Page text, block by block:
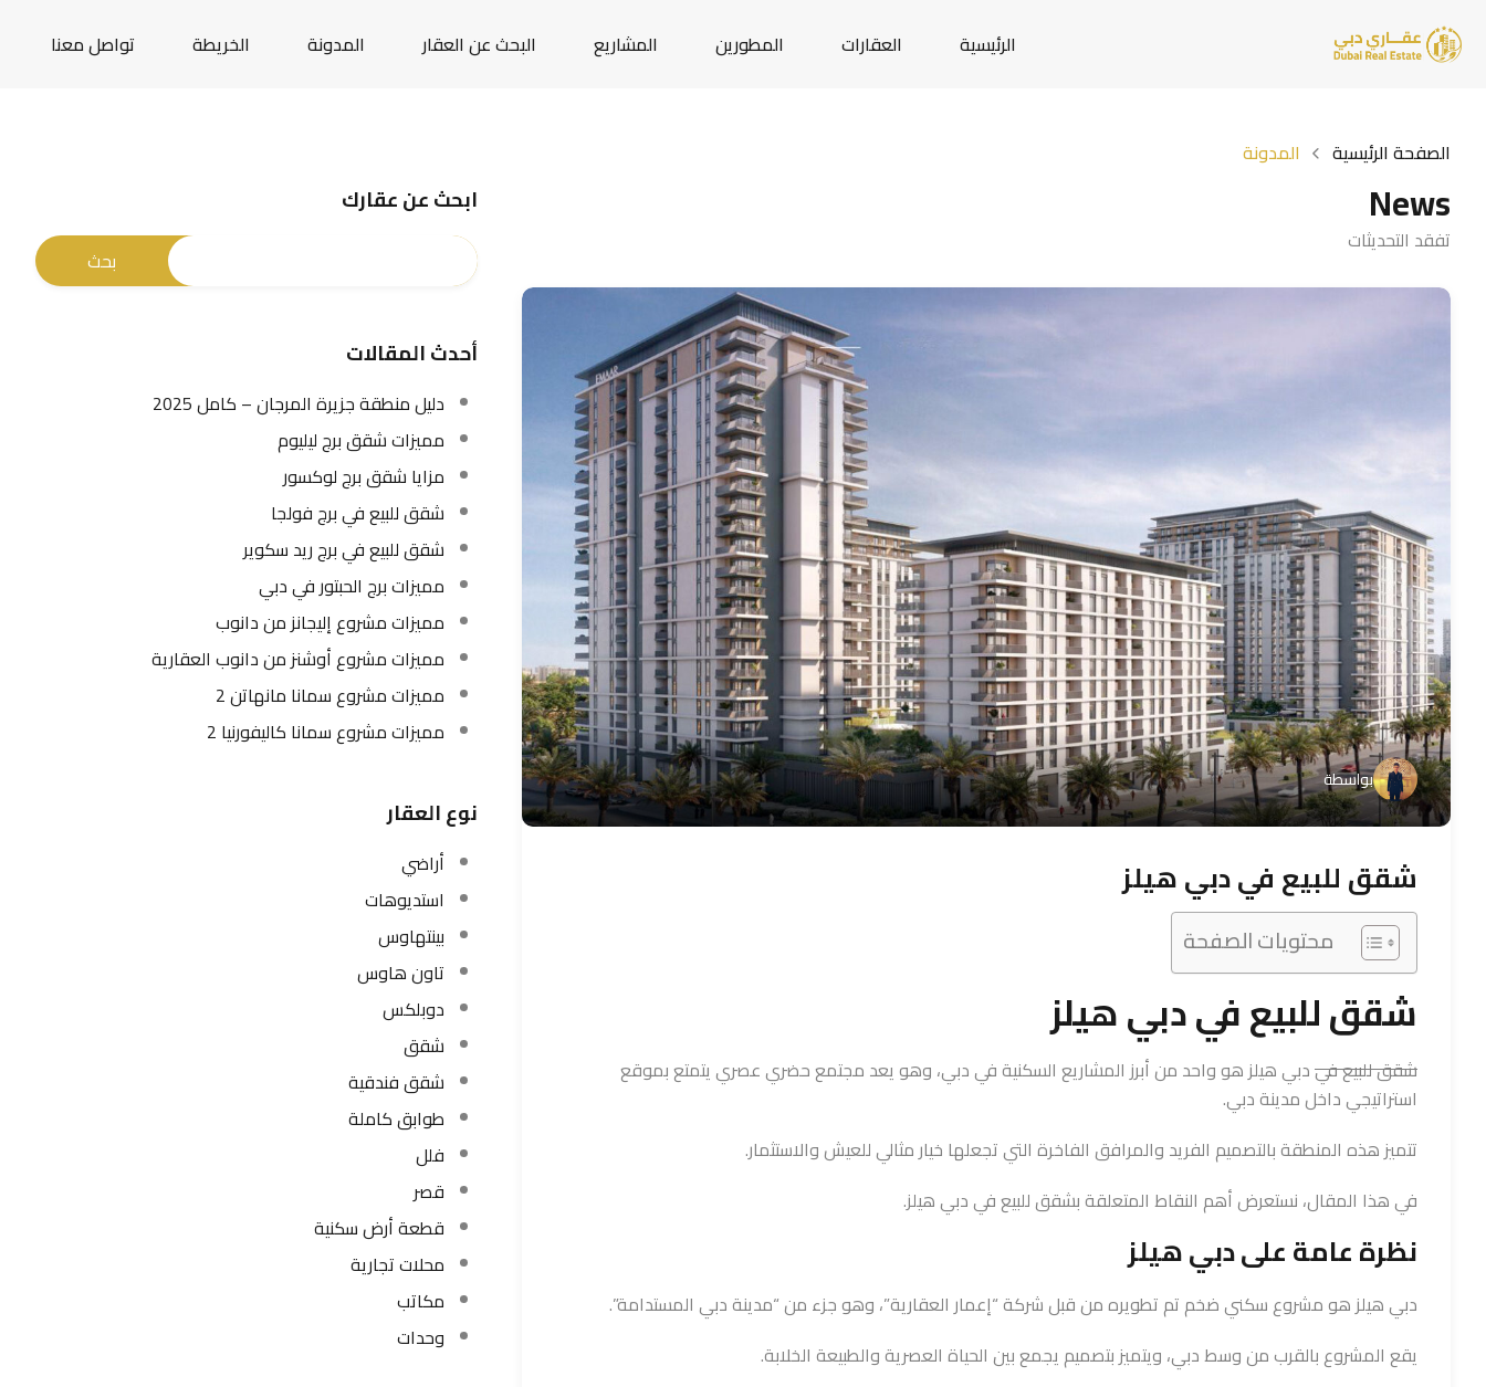
الرئيسية العقارات المطورين المشاريع البحث عن العقار المدونة الخريطة تواصل معنا
الصفحة الرئيسية المدونة
News
تفقد التحديثات
بواسطة
شقق للبيع في دبي هيلز
محتويات الصفحة
شقق للبيع في دبي هيلز
شقق للبيع فيدبي هيلز هو واحد من أبرز المشاريع السكنية في دبي، وهو يعد مجتمع حضري عصري يتمتع بموقع
استراتيجي داخل مدينة دبي.
تتميز هذه المنطقة بالتصميم الفريد والمرافق الفاخرة التي تجعلها خيار مثالي للعيش والاستثمار.
في هذا المقال، نستعرض أهم النقاط المتعلقة بشقق للبيع في دبي هيلز.
نظرة عامة على دبي هيلز
دبي هيلز هو مشروع سكني ضخم تم تطويره من قبل شركة “إعمار العقارية”، وهو جزء من “مدينة دبي المستدامة”.
يقع المشروع بالقرب من وسط دبي، ويتميز بتصميم يجمع بين الحياة العصرية والطبيعة الخلابة.
ابحث عن عقارك
أحدث المقالات
دليل منطقة جزيرة المرجان – كامل 2025
مميزات شقق برج ليليوم
مزايا شقق برج لوكسور
شقق للبيع في برج فولجا
شقق للبيع في برج ريد سكوير
مميزات برج الحبتور في دبي
مميزات مشروع إليجانز من دانوب
مميزات مشروع أوشنز من دانوب العقارية
مميزات مشروع سمانا مانهاتن 2
مميزات مشروع سمانا كاليفورنيا 2
نوع العقار
أراضي
استديوهات
بينتهاوس
تاون هاوس
دوبلكس
شقق
شقق فندقية
طوابق كاملة
فلل
قصر
قطعة أرض سكنية
محلات تجارية
مكاتب
وحدات